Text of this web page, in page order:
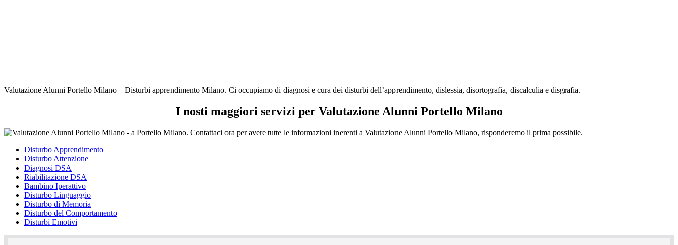
Valutazione Alunni Portello Milano – Disturbi apprendimento Milano. Ci occupiamo di diagnosi e cura dei disturbi dell’apprendimento, dislessia, disortografia, discalculia e disgrafia.
I nosti maggiori servizi per Valutazione Alunni Portello Milano
Disturbo Apprendimento
Disturbo Attenzione
Diagnosi DSA
Riabilitazione DSA
Bambino Iperattivo
Disturbo Linguaggio
Disturbo di Memoria
Disturbo del Comportamento
Disturbi Emotivi